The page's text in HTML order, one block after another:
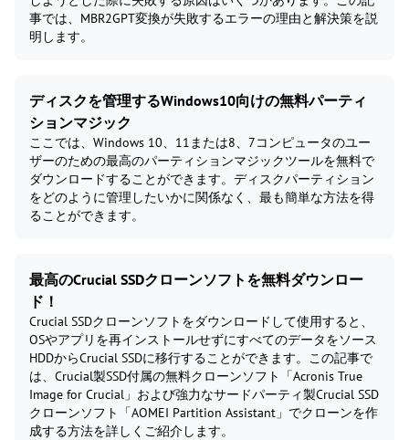
事では、MBR2GPT変換が失敗するエラーの理由と解決策を説
明します。
ディスクを管理するWindows10向けの無料パーティ
ションマジック
ここでは、Windows 10、11または8、7コンピュータのユー
ザーのための最高のパーティションマジックツールを無料で
ダウンロードすることができます。ディスクパーティション
をどのように管理したいかに関係なく、最も簡単な方法を得
ることができます。
最高のCrucial SSDクローンソフトを無料ダウンロー
ド！
Crucial SSDクローンソフトをダウンロードして使用すると、
OSやアプリを再インストールせずにすべてのデータをソース
HDDからCrucial SSDに移行することができます。この記事で
は、Crucial製SSD付属の無料クローンソフト「Acronis True
Image for Crucial」および強力なサードパーティ製Crucial SSD
クローンソフト「AOMEI Partition Assistant」でクローンを作
成する方法を詳しくご紹介します。